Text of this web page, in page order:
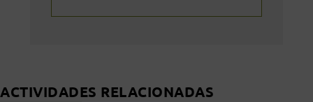
ACTIVIDADES RELACIONADAS